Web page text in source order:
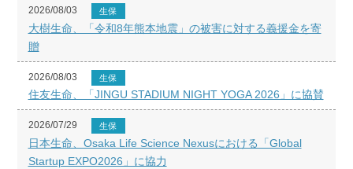
2026/08/03 生保
大樹生命、「令和8年熊本地震」の被害に対する義援金を寄
贈
2026/08/03 生保
住友生命、「JINGU STADIUM NIGHT YOGA 2026」に協賛
2026/07/29 生保
日本生命、Osaka Life Science Nexusにおける「Global
Startup EXPO2026」に協力